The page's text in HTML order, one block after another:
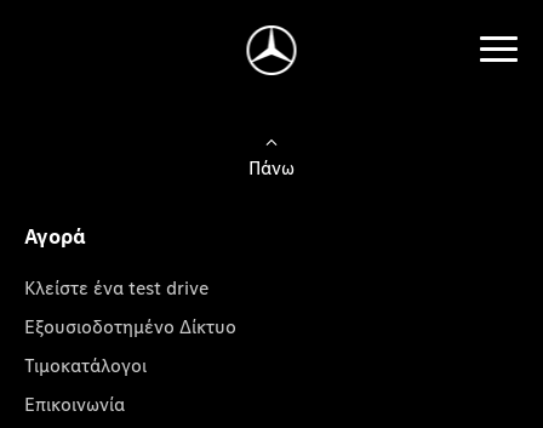
Πάνω
Αγορά
Κλείστε ένα test drive
Εξουσιοδοτημένο Δίκτυο
Τιμοκατάλογοι
Επικοινωνία